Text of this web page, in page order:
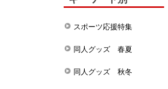
スポーツ応援特集
同人グッズ 春夏
同人グッズ 秋冬